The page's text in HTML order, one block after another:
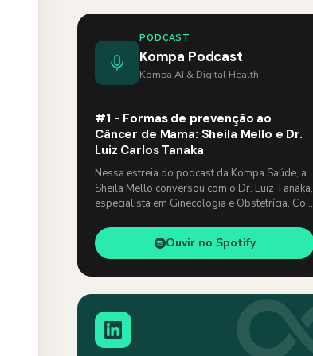
PODCAST
Kompa Podcast
Kompa AI & Digital Health
#1 - Formas de prevenção ao
Câncer de Mama: Sheila Mello e Dr.
Luiz Carlos Tanaka
Nessa estreia do podcast da Kompa Saúde, a
Sheila Mello conversou com o Dr. Luiz Tanaka,
especialista em Ginecologia e Obstetrícia. Com
Ouvir no Spotify